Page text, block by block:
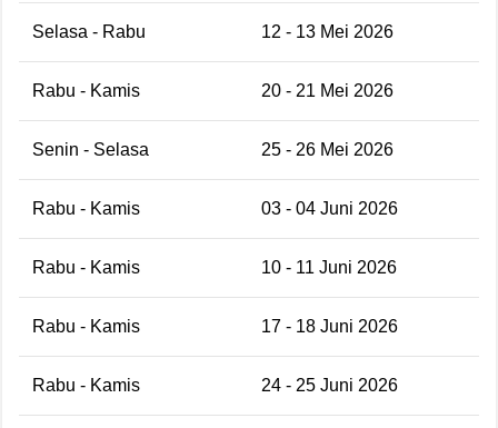
Selasa - Rabu 12 - 13 Mei 2026
Rabu - Kamis 20 - 21 Mei 2026
Senin - Selasa 25 - 26 Mei 2026
Rabu - Kamis 03 - 04 Juni 2026
Rabu - Kamis 10 - 11 Juni 2026
Rabu - Kamis 17 - 18 Juni 2026
Rabu - Kamis 24 - 25 Juni 2026